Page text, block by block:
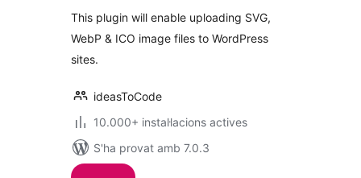
This plugin will enable uploading SVG,
WebP & ICO image files to WordPress
sites.
ideasToCode
10.000+ instal·lacions actives
S'ha provat amb 7.0.3